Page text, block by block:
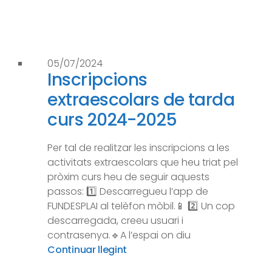
05/07/2024
Inscripcions
extraescolars de tarda
curs 2024-2025
Per tal de realitzar les inscripcions a les
activitats extraescolars que heu triat pel
pròxim curs heu de seguir aquests
passos: 1️⃣ Descarregueu l’app de
FUNDESPLAI al telèfon mòbil.📱 2️⃣ Un cop
descarregada, creeu usuari i
contrasenya.🔹A l’espai on diu
Continuar llegint